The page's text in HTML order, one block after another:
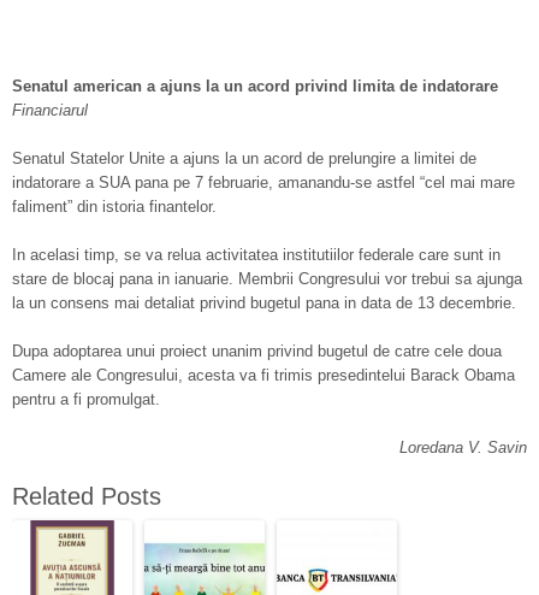
Senatul american a ajuns la un acord privind limita de indatorare
Financiarul
Senatul Statelor Unite a ajuns la un acord de prelungire a limitei de
indatorare a SUA pana pe 7 februarie, amanandu-se astfel “cel mai mare
faliment” din istoria finantelor.
In acelasi timp, se va relua activitatea institutiilor federale care sunt in
stare de blocaj pana in ianuarie. Membrii Congresului vor trebui sa ajunga
la un consens mai detaliat privind bugetul pana in data de 13 decembrie.
Dupa adoptarea unui proiect unanim privind bugetul de catre cele doua
Camere ale Congresului, acesta va fi trimis presedintelui Barack Obama
pentru a fi promulgat.
Loredana V. Savin
Related Posts